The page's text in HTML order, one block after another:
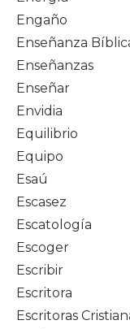
Engaño
Enseñanza
Enseñanzas
Enseñar
Envidia
Equilibrio
Equipo
Esaú
Escasez
Escatología
Escoger
Escribir
Escritora
Escritoras